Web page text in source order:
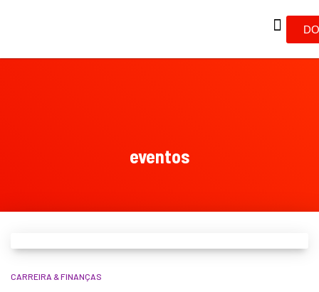
eventos
CARREIRA & FINANÇAS